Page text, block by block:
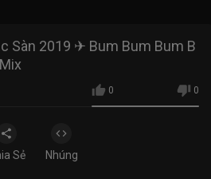
Sàn 2019 ✈ Bum Bum Bum B
0 0
Sẻ Nhúng